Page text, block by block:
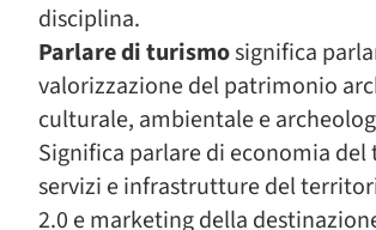
disciplina.
Parlare di turismosignifica
valorizzazione del patrimonio
culturale, ambientale e
Significa parlare di economia del
servizi e infrastrutture del
2.0 e marketing della